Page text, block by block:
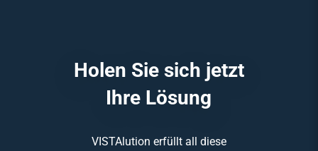
Holen Sie sich jetzt
Ihre Lösung
VISTAlution erfüllt all diese